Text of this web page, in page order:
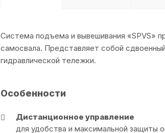
Система подъема и вывешивания «SPVS»
самосвала. Представляет собой
гидравлической тележки.
Особенности
Дистанционное управление
для удобства и максимальной защиты